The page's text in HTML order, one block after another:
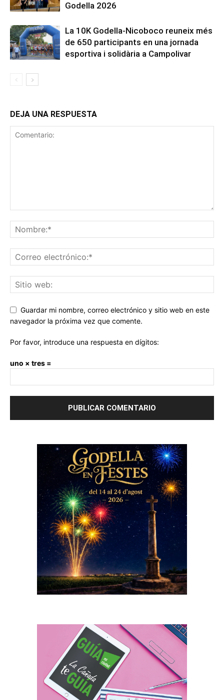
Godella 2026
La 10K Godella-Nicoboco reuneix més
de 650 participants en una jornada
esportiva i solidària a Campolivar
DEJA UNA RESPUESTA
Guardar mi nombre, correo electrónico y sitio web en este
navegador la próxima vez que comente.
Por favor, introduce una respuesta en dígitos:
uno × tres =